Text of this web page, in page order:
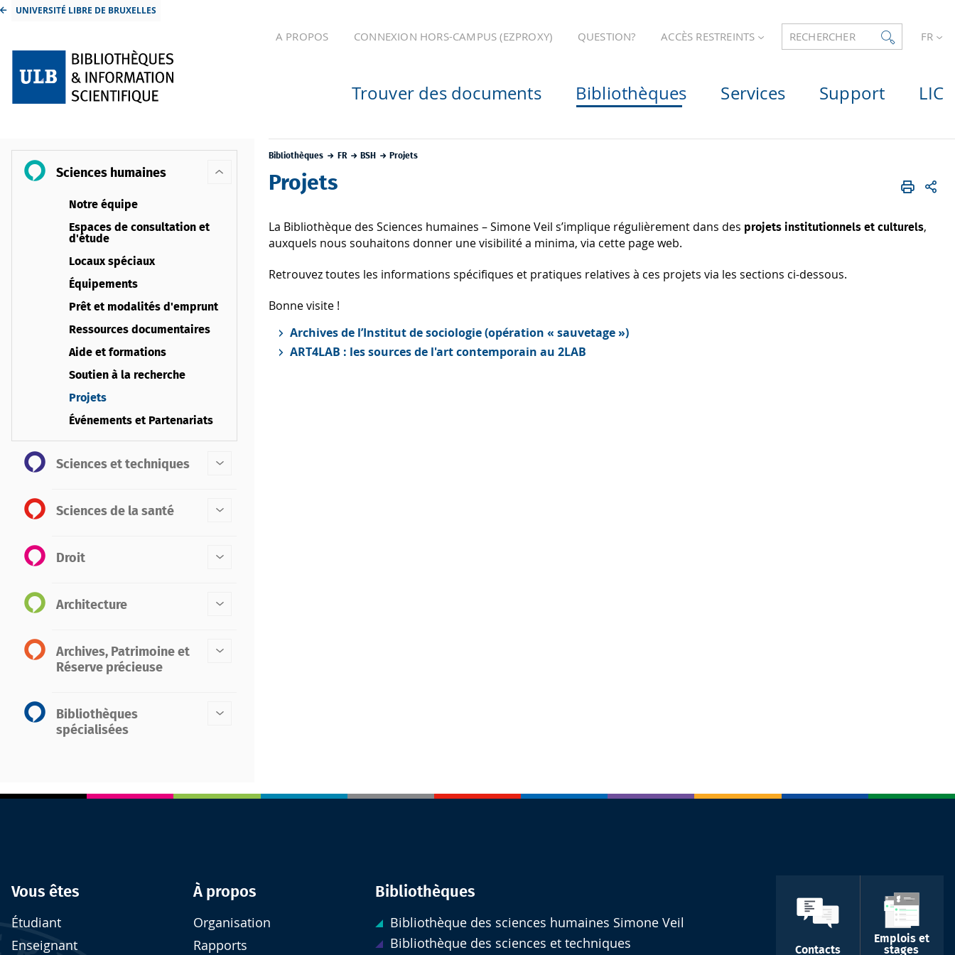
UNIVERSITÉ LIBRE DE BRUXELLES
A PROPOS CONNEXION HORS-CAMPUS (EZPROXY) QUESTION? ACCÈS RESTREINTS RECHERCHER FR
Trouver des documents Bibliothèques Services Support LIC
Sciences humaines
Notre équipe
Espaces de consultation et
d'étude
Locaux spéciaux
Équipements
Prêt et modalités d'emprunt
Ressources documentaires
Aide et formations
Soutien à la recherche
Projets
Événements et Partenariats
Sciences et techniques
Sciences de la santé
Droit
Architecture
Archives, Patrimoine et
Réserve précieuse
Bibliothèques
spécialisées
Bibliothèques FR BSH Projets
Projets
La Bibliothèque des Sciences humaines – Simone Veil s’implique régulièrement dans des projets institutionnels et culturels,
auxquels nous souhaitons donner une visibilité a minima, via cette page web.
Retrouvez toutes les informations spécifiques et pratiques relatives à ces projets via les sections ci-dessous.
Bonne visite !
Archives de l’Institut de sociologie (opération « sauvetage »)
ART4LAB : les sources de l'art contemporain au 2LAB
Vous êtes
Étudiant
Enseignant
À propos
Organisation
Rapports
Bibliothèques
Bibliothèque des sciences humaines Simone Veil
Bibliothèque des sciences et techniques
Contacts
Emplois et
stages